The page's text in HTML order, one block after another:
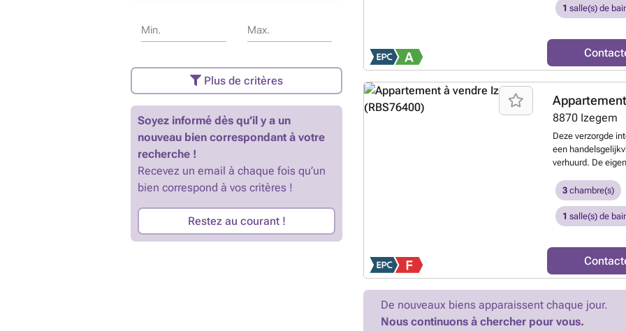
Min. Max.
Plus de critères
Soyez informé dès qu’il y a un
nouveau bien correspondant à votre
recherche !
Recevez un email à chaque fois qu’un
bien correspond à vos critères !
Restez au courant !
Izegem -
staanplaats in
1 salle(s) de
8870 Izegem
Deze verzorgde
een
verhuurd. De
huurprijs €850/md
winkelruimte met
appartement:
indeling is als
keuken met
douche, dubbel
slaapkamers
naar Angelique
3 chambre(s)
1 salle(s) de
De nouveaux biens apparaissent chaque jour.
Nous continuons à chercher pour vous.